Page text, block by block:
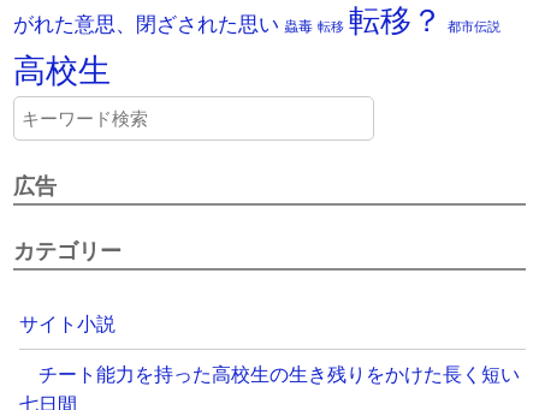
がれた意思、閉ざされた思い 蟲毒 転移 転移？ 都市伝説
高校生
広告
カテゴリー
サイト小説
チート能力を持った高校生の生き残りをかけた長く短い
七日間